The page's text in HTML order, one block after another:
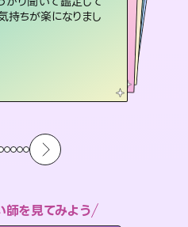
持ちが楽になりまし
代 女性）
した（40代 女性）
なと驚きです（30代女性）
前向きになれます（40代）
整えられます（30代 男性）
を見てみよう